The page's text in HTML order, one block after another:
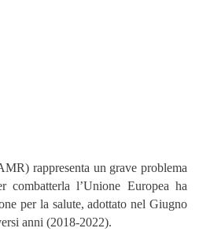
rappresenta un grave problema
combatterla l’Unione Europea ha
per la salute, adottato nel Giugno
anni (2018-2022).